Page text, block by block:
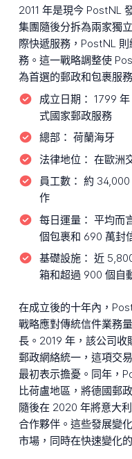
2011 年是現今 PostNL
集團隨後分拆為兩家獨
際快遞服務，PostNL
務。這一戰略調整使
為首選的郵政和包裹服
成立日期： 1799
式國家郵政服務
總部： 荷蘭海牙
法律地位： 在歐洲
員工數： 約 34,000
作
每日運量： 平均而
個包裹和 690 萬封
基礎設施： 近
箱和超過 900 個自
在成立後的十年內，
戰略應對傳統信件業務
長。2019 年，該公司
郵政網絡統一，這項交
最初表示擔憂。同年，
比荷盧地區，將德國郵
隨後在 2020 年將意大
合作夥伴。這些發展變
市場，同時在快速變化